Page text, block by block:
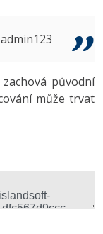
původní
může trvat